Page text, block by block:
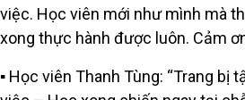
việc. Học viên mới như mình mà
xong thực hành được luôn. Cảm
▪️ Học viên Thanh Tùng: “Trang bị